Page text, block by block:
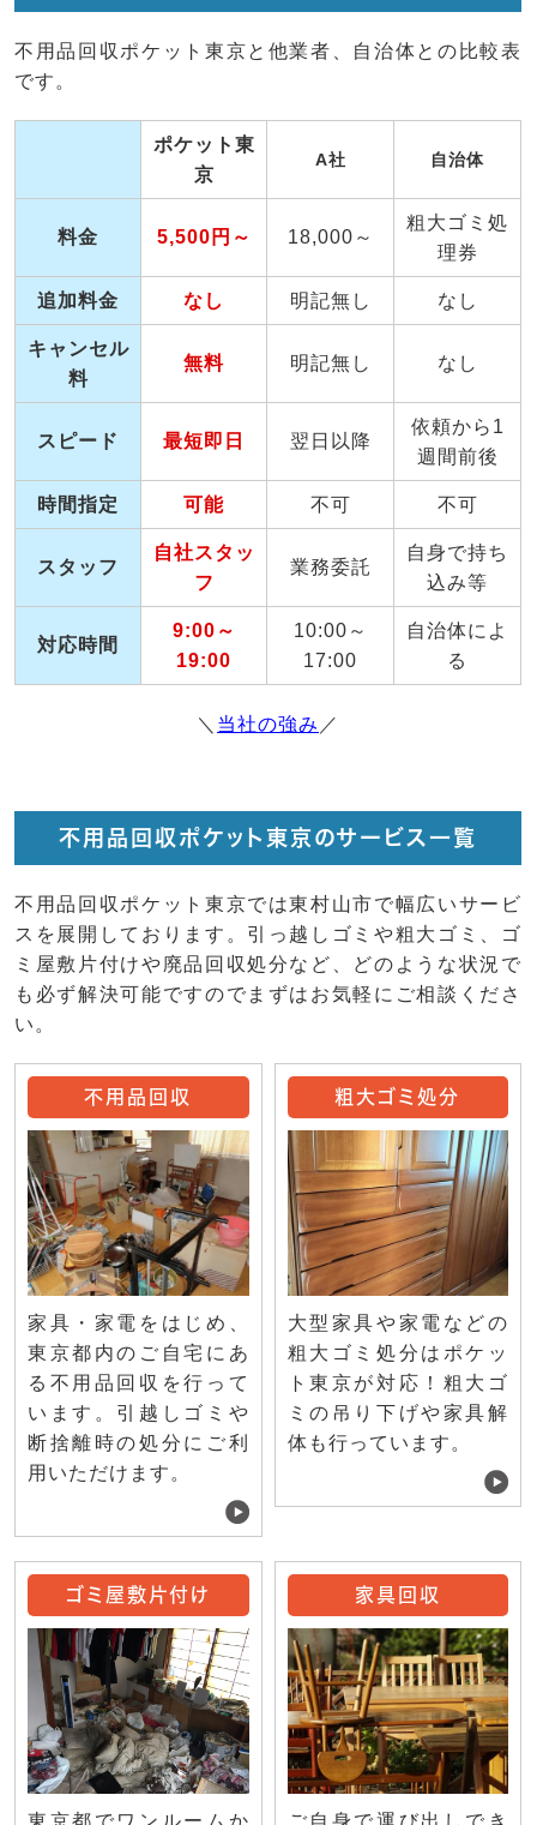
不用品回収ポケット東京と他業者、自治体との比較表
です。
ポケット東
京
A社 自治体
料金 5,500円～ 18,000～
粗大ゴミ処
理券
追加料金 なし 明記無し なし
キャンセル
料
無料 明記無し なし
スピード 最短即日 翌日以降
依頼から1
週間前後
時間指定 可能 不可 不可
スタッフ
自社スタッ
フ
業務委託
自身で持ち
込み等
対応時間
9:00～
19:00
10:00～
17:00
自治体によ
る
＼ 当社の強み ／
不用品回収ポケット東京のサービス一覧
不用品回収ポケット東京では東村山市で幅広いサービ
スを展開しております。引っ越しゴミや粗大ゴミ、ゴ
ミ屋敷片付けや廃品回収処分など、どのような状況で
も必ず解決可能ですのでまずはお気軽にご相談くださ
い。
不用品回収
家具・家電をはじめ、
東京都内のご自宅にあ
る不用品回収を行って
います。引越しゴミや
断捨離時の処分にご利
用いただけます。
粗大ゴミ処分
大型家具や家電などの
粗大ゴミ処分はポケッ
ト東京が対応！粗大ゴ
ミの吊り下げや家具解
体も行っています。
ゴミ屋敷片付け 家具回収
ご自身で運び出しでき